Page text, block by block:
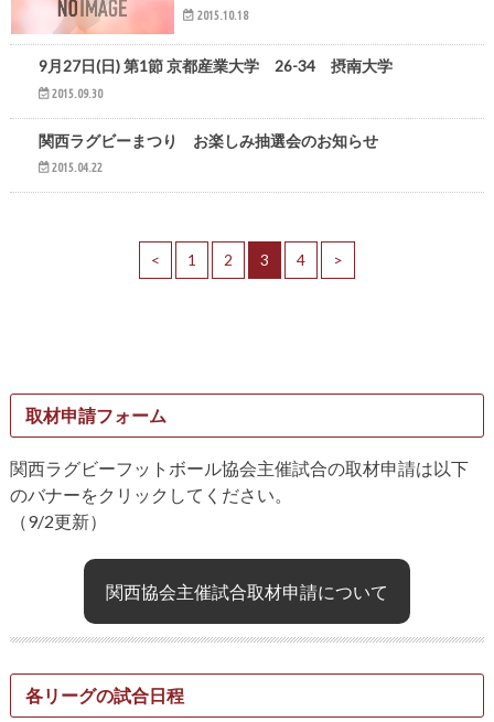
2015.10.18
大学リーグ
9月27日(日) 第1節 京都産業大学 26-34 摂南大学
2015.09.30
おしらせ
関西ラグビーまつり お楽しみ抽選会のお知らせ
2015.04.22
< 1 2 3 4 >
取材申請フォーム
関西ラグビーフットボール協会主催試合の取材申請は以下
のバナーをクリックしてください。
（9/2更新）
関西協会主催試合取材申請について
各リーグの試合日程